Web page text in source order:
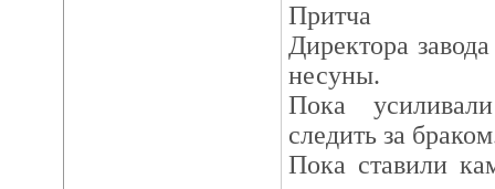
Притча
Директора
несуны.
Пока
следить за
Пока ставили